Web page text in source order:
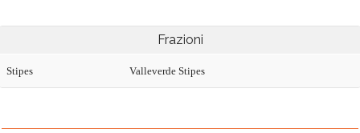
Frazioni
Stipes Valleverde Stipes